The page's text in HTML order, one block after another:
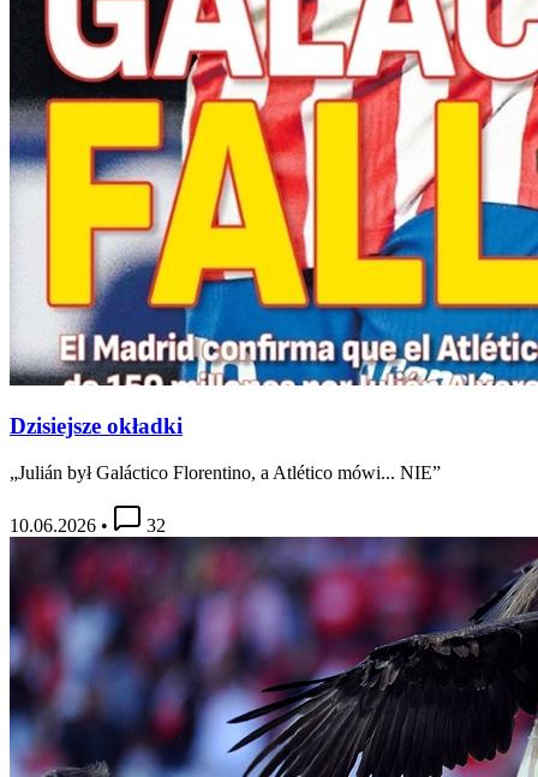
Dzisiejsze okładki
„Julián był Galáctico Florentino, a Atlético mówi... NIE”
10.06.2026 • 32